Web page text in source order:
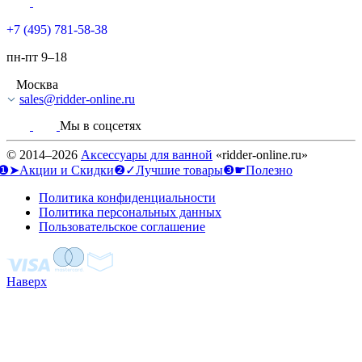
+7 (495) 781-58-38
пн-пт 9–18
Москва
sales@ridder-online.ru
Мы в соцсетях
© 2014–2026 Аксессуары для ванной «ridder-online.ru»
и Скидки❷✓Лучшие товары❸☛Полезно
Политика конфиденциальности
Политика персональных данных
Пользовательское соглашение
Наверх